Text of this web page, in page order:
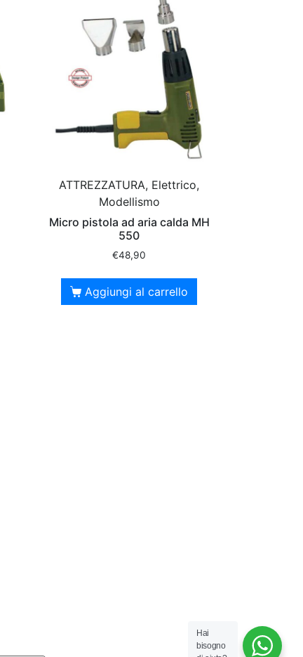
ATTREZZATURA, Elettrico,
Modellismo
Micro pistola ad aria calda MH
550
€48,90
Aggiungi al carrello
Hai
bisogno